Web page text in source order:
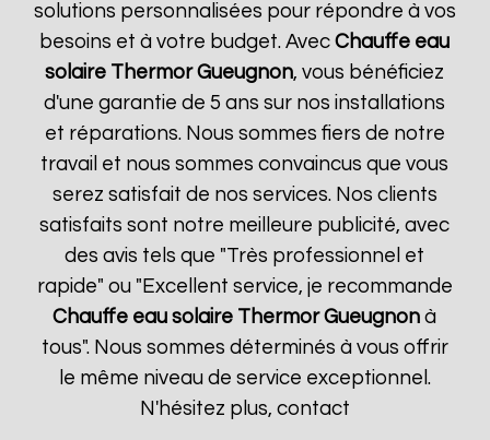
solutions personnalisées pour répondre à vos
besoins et à votre budget. AvecChauffe eau
solaire Thermor Gueugnon, vous bénéficiez
d'une garantie de 5 ans sur nos installations
et réparations. Nous sommes fiers de notre
travail et nous sommes convaincus que vous
serez satisfait de nos services. Nos clients
satisfaits sont notre meilleure publicité, avec
des avis tels que "Très professionnel et
rapide" ou "Excellent service, je recommande
Chauffe eau solaire Thermor Gueugnon à
tous". Nous sommes déterminés à vous offrir
le même niveau de service exceptionnel.
N'hésitez plus, contact